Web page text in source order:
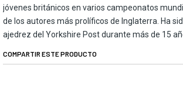
jóvenes británicos en varios campeonatos
de los autores más prolíficos de Inglaterra. Ha
ajedrez del Yorkshire Post durante más de 15
COMPARTIR ESTE PRODUCTO